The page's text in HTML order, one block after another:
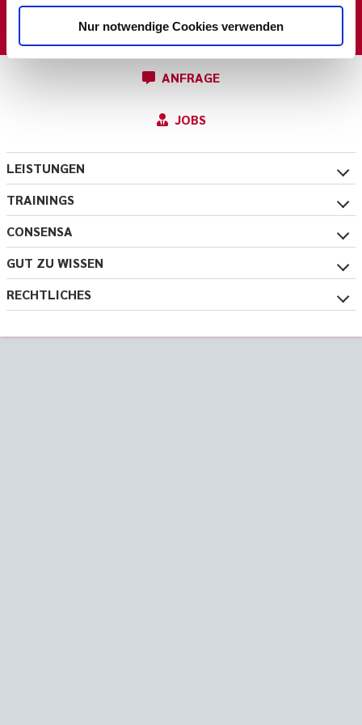
Nur notwendige Cookies verwenden
NEWSLETTER
ANFRAGE
JOBS
LEISTUNGEN
TRAININGS
CONSENSA
GUT ZU WISSEN
RECHTLICHES